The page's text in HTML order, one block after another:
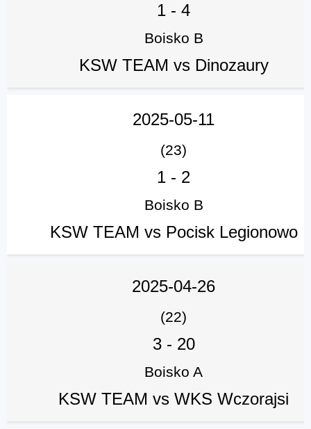
1 - 4
Boisko B
KSW TEAM vs Dinozaury
2025-05-11
(23)
1 - 2
Boisko B
KSW TEAM vs Pocisk Legionowo
2025-04-26
(22)
3- 20
Boisko A
KSW TEAM vs WKS Wczorajsi